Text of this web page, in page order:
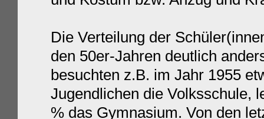
Die Verteilung der
den 50er-Jahren deutlich
besuchten z.B. im Jahr 1955
Jugendlichen die Volksschule,
% das Gymnasium. Von den